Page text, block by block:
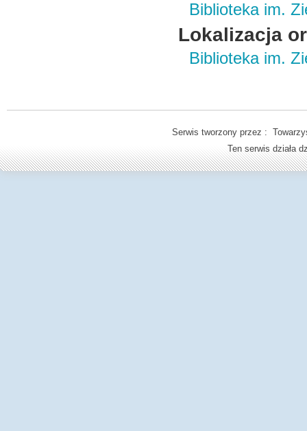
Biblioteka im.
Lokalizacja
Biblioteka im.
Serwis tworzony przez :
Ten serwis działa